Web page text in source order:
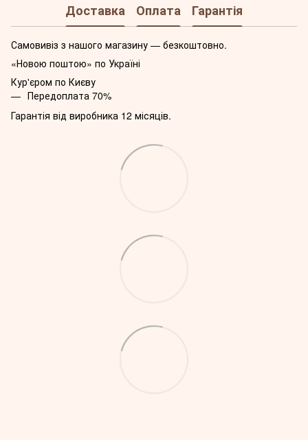
Доставка Оплата Гарантія
Самовивіз з нашого магазину — безкоштовно.
«Новою поштою» по Україні
Кур'єром по Києву
Передоплата 70%
Гарантія від виробника 12 місяців.